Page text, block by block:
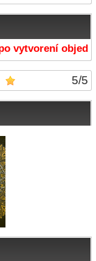
vytvorení
5/5